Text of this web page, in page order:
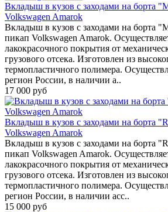
Вкладыш в кузов с заходами на борта
Volkswagen Amarok
Вкладыш в кузов с заходами на борта
пикап Volkswagen Amarok.
лакокрасочного покрытия от
грузового отсека. Изготовлен из
термопластичного полимера.
регион России, в наличии а..
17 000 руб
Вкладыш в кузов с заходами на борта
Volkswagen Amarok
Вкладыш в кузов с заходами на борта
пикап Volkswagen Amarok.
лакокрасочного покрытия от
грузового отсека. Изготовлен из
термопластичного полимера.
регион России, в наличии асс..
15 000 руб